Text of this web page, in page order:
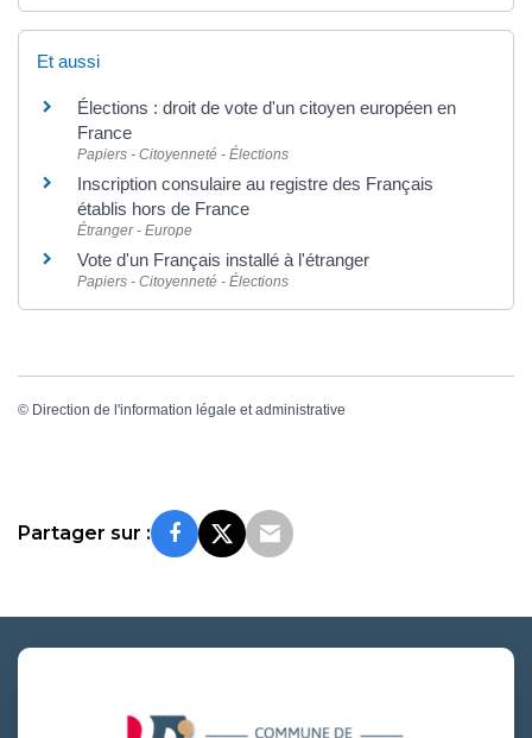
Et aussi
Élections : droit de vote d'un citoyen européen en
France
Papiers - Citoyenneté - Élections
Inscription consulaire au registre des Français
établis hors de France
Étranger - Europe
Vote d'un Français installé à l'étranger
Papiers - Citoyenneté - Élections
© Direction de l'information légale et administrative
Partager sur :